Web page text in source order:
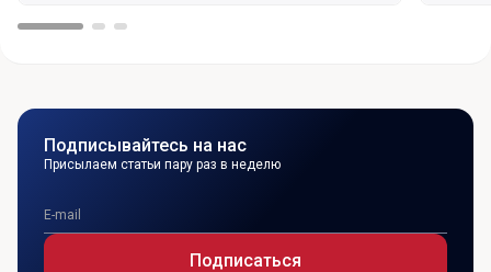
Подписывайтесь на нас
Присылаем статьи пару раз в неделю
Подписаться